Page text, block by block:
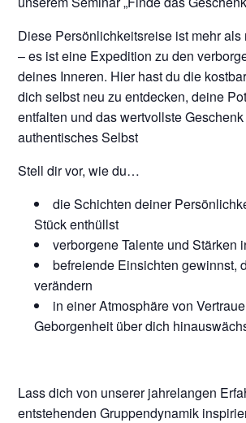
Diese Persönlichkeitsreise ist mehr
– es ist eine Expedition zu den
deines Inneren. Hier hast du die
dich selbst neu zu entdecken, deine
entfalten und das wertvollste
authentisches Selbst
Stell dir vor, wie du…
die Schichten deiner
Stück enthüllst
verborgene Talente und Stärken
befreiende Einsichten gewinnst,
verändern
in einer Atmosphäre von
Geborgenheit über dich
Lass dich von unserer jahrelangen
entstehenden Gruppendynamik